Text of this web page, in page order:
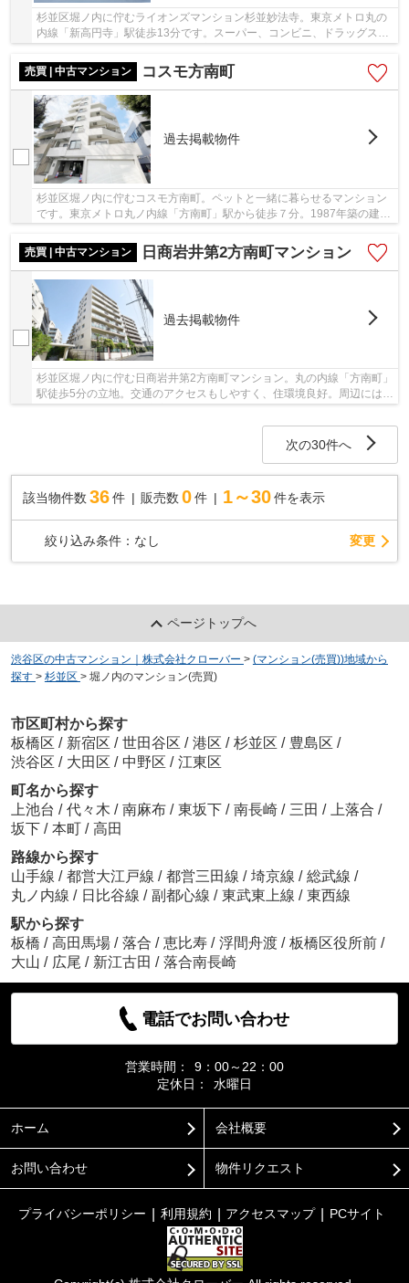
杉並区堀ノ内に佇むライオンズマンション杉並妙法寺。東京メトロ丸の
内線「新高円寺」駅徒歩13分です。スーパー、コンビニ、ドラッグスト
アが徒歩圏内にあり生活しやすい立地。堀ノ内...
売買 | 中古マンション
コスモ方南町
過去掲載物件
杉並区堀ノ内に佇むコスモ方南町。ペットと一緒に暮らせるマンション
です。東京メトロ丸ノ内線「方南町」駅から徒歩７分。1987年築の建物
売買 | 中古マンション
日商岩井第2方南町マンション
過去掲載物件
杉並区堀ノ内に佇む日商岩井第2方南町マンション。丸の内線「方南町」
駅徒歩5分の立地。交通のアクセスもしやすく、住環境良好。周辺にはス
次の30件へ
該当物件数 36件 販売数 0 件 1～30 件を表示
絞り込み条件： なし 変更
ページトップへ
渋谷区の中古マンション｜株式会社クローバー > (マンション(売買))地域から
探す > 杉並区 > 堀ノ内のマンション(売買)
市区町村から探す
板橋区 / 新宿区 / 世田谷区 / 港区 / 杉並区 / 豊島区 /
渋谷区 / 大田区 / 中野区 / 江東区
町名から探す
上池台 / 代々木 / 南麻布 / 東坂下 / 南長崎 / 三田 / 上落合 /
坂下 / 本町 / 高田
路線から探す
山手線 / 都営大江戸線 / 都営三田線 / 埼京線 / 総武線 /
丸ノ内線 / 日比谷線 / 副都心線 / 東武東上線 / 東西線
駅から探す
板橋 / 高田馬場 / 落合 / 恵比寿 / 浮間舟渡 / 板橋区役所前 /
大山 / 広尾 / 新江古田 / 落合南長崎
電話でお問い合わせ
営業時間：
9：00～22：00
定休日：
水曜日
ホーム 会社概要
お問い合わせ 物件リクエスト
プライバシーポリシー 利用規約 アクセスマップ PCサイト